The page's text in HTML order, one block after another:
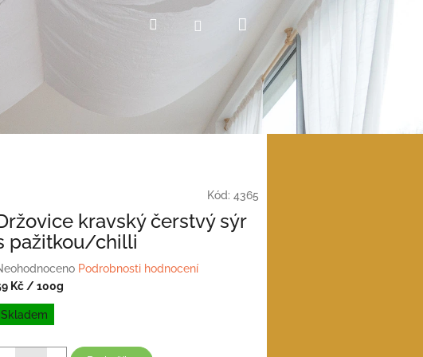
Hledat PřihlášeníNákupní
košík
Kód: 4365
kravský čerstvý sýr
pažitkou/chilli
je
Podrobnosti hodnocení
Kč / 100g
cena:
Skladem